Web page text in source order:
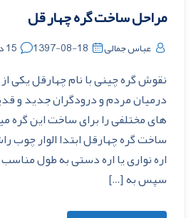
مراحل ساخت گره چهار قل
عباس جمالی 1397-08-18 15 دیدگاه
نقوش گره چینی با نام چهارقل یکی
درمیان مردم و درودگران جدید و
های مختلفی را برای ساخت این گره
ساخت گره چهارقل ابتدا الوار
اره نواری یا اره دستی به طول
سپس به […]